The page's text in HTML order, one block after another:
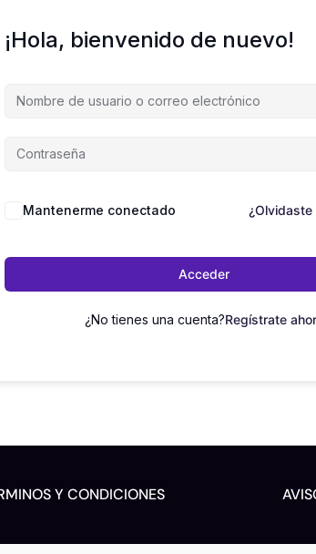
¡Hola, bienvenido de nuevo!
Mantenerme conectado
Acceder
¿No tienes una cuenta?Regístrate
Y CONDICIONES